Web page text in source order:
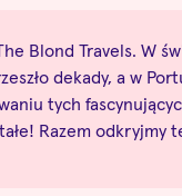
Blond Travels. W
dekady, a w
tych
Razem odkryjmy